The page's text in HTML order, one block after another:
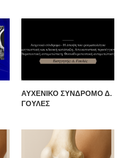
ΑΥΧΕΝΙΚΟ ΣΥΝΔΡΟΜΟ Δ.
ΓΟΥΛΕΣ